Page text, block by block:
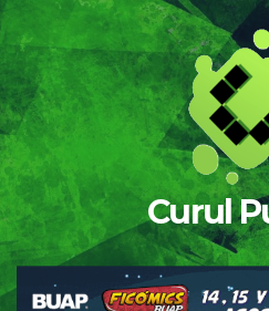
Saltar
al
contenido
Curul